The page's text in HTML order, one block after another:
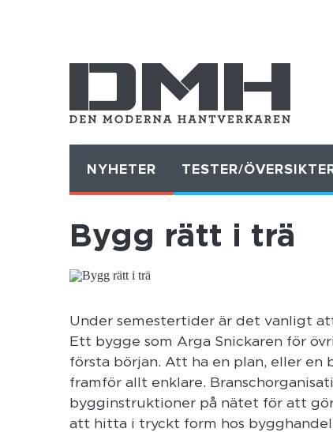
NYHETER TESTER/
Bygg rätt i trä
Under semestertider är det vanligt
Ett bygge som Arga Snickaren för
första början. Att ha en plan, eller en
framför allt enklare.
bygginstruktioner på nätet för att
att hitta i tryckt form hos